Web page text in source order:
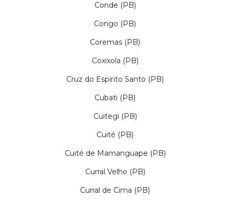
Conde (PB)
Congo (PB)
Coremas (PB)
Coxixola (PB)
Cruz do Espírito Santo (PB)
Cubati (PB)
Cuitegi (PB)
Cuité (PB)
Cuité de Mamanguape (PB)
Curral Velho (PB)
Curral de Cima (PB)